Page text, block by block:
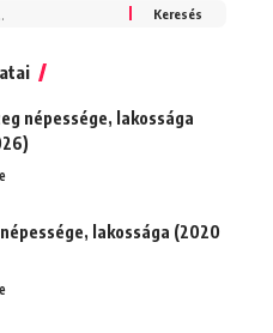
népessége, lakossága
lakossága (2020